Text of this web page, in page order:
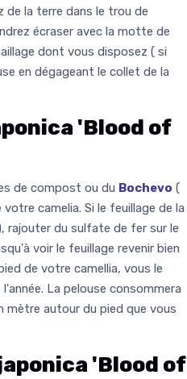
la terre dans le trou de
écraser avec la motte de
dont vous disposez ( si
en dégageant le collet de la
'Blood of
de compost ou du Bochevo (
camelia. Si le feuillage de la
rajouter du sulfate de fer sur le
voir le feuillage revenir bien
de votre camellia, vous le
La pelouse consommera
mètre autour du pied que vous
'Blood of